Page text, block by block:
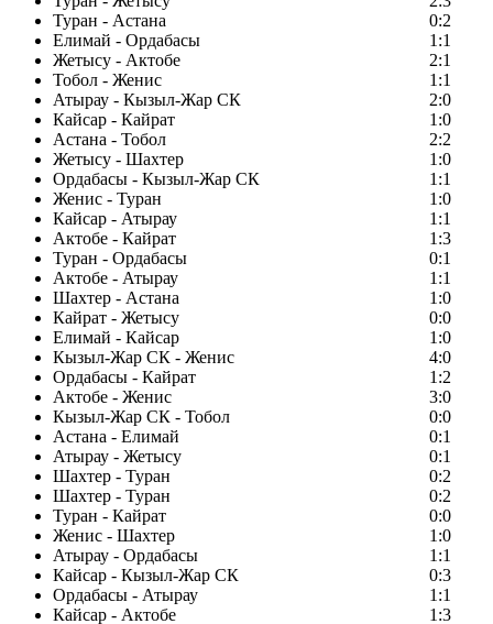
Туран - Астана
0:2
Елимай - Ордабасы
1:1
Жетысу - Актобе
2:1
Тобол - Женис
1:1
Атырау - Кызыл-Жар СК
2:0
Кайсар - Кайрат
1:0
Астана - Тобол
2:2
Жетысу - Шахтер
1:0
Ордабасы - Кызыл-Жар СК
1:1
Женис - Туран
1:0
Кайсар - Атырау
1:1
Актобе - Кайрат
1:3
Туран - Ордабасы
0:1
Актобе - Атырау
1:1
Шахтер - Астана
1:0
Кайрат - Жетысу
0:0
Елимай - Кайсар
1:0
Кызыл-Жар СК - Женис
4:0
Ордабасы - Кайрат
1:2
Актобе - Женис
3:0
Кызыл-Жар СК - Тобол
0:0
Астана - Елимай
0:1
Атырау - Жетысу
0:1
Шахтер - Туран
0:2
Шахтер - Туран
0:2
Туран - Кайрат
0:0
Женис - Шахтер
1:0
Атырау - Ордабасы
1:1
Кайсар - Кызыл-Жар СК
0:3
Ордабасы - Атырау
1:1
Кайсар - Актобе
1:3